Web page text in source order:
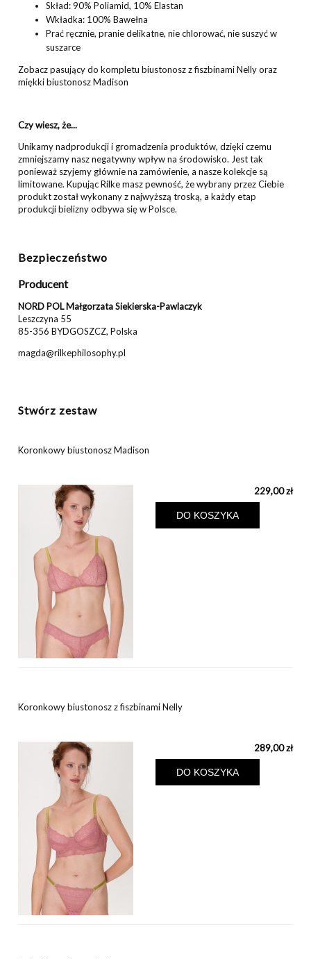
Skład: 90% Poliamid, 10% Elastan
Wkładka: 100% Bawełna
Prać ręcznie, pranie delikatne, nie chlorować, nie suszyć w
suszarce
Zobacz pasujący do kompletu biustonosz z fiszbinami Nellyoraz
miękki biustonosz Madison
Czy wiesz, że...
Unikamy nadprodukcji i gromadzenia produktów, dzięki czemu
zmniejszamy nasz negatywny wpływ na środowisko. Jest tak
ponieważ szyjemy głównie na zamówienie, a nasze kolekcje są
limitowane. Kupując Rilke masz pewność, że wybrany przez Ciebie
produkt został wykonany z najwyższą troską, a każdy etap
produkcji bielizny odbywa się w Polsce.
Bezpieczeństwo
Producent
NORD POL Małgorzata Siekierska-Pawlaczyk
Leszczyna 55
85-356 BYDGOSZCZ, Polska
magda@rilkephilosophy.pl
Stwórz zestaw
Koronkowy biustonosz Madison
229,00 zł
DO KOSZYKA
Koronkowy biustonosz z fiszbinami Nelly
289,00 zł
DO KOSZYKA